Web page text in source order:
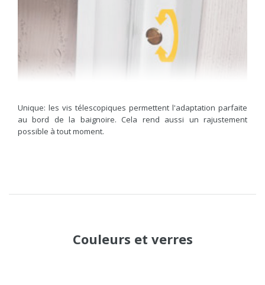
Unique: les vis télescopiques permettent l'adaptation parfaite
au bord de la baignoire. Cela rend aussi un rajustement
possible à tout moment.
Couleurs et verres